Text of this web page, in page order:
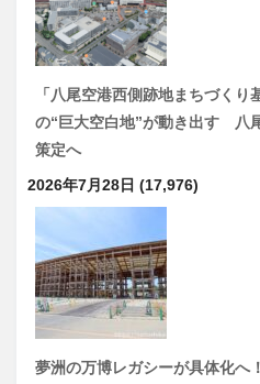
「八尾空港西側跡地まちづく
の“巨大空白地”が動き出す 八
策定へ
2026年7月28日 (17,976)
夢洲の万博レガシーが具体化へ